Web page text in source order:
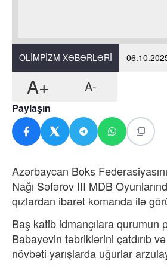
OLIMPIZM XƏBƏRLƏRI
A+ A-
Paylaşın
Azərbaycan Boks
Nağı Səfərov III MDB
qızlardan ibarət komanda ilə
Baş katib idmançılara qurumun
Babayevin təbriklərini çatdırıb
növbəti yarışlarda uğurlar